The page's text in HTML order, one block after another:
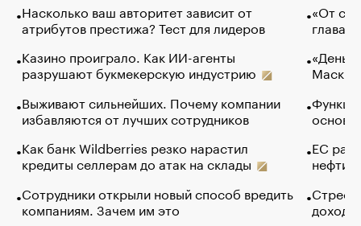
Насколько ваш авторитет зависит от
атрибутов престижа? Тест для лидеров
Казино проиграло. Как ИИ-агенты
разрушают букмекерскую индустрию
Выживают сильнейших. Почему компании
избавляются от лучших сотрудников
Как банк Wildberries резко нарастил
кредиты селлерам до атак на склады
Сотрудники открыли новый способ вредить
компаниям. Зачем им это
«От
глава
Маск в
основ
ЕС
нефти